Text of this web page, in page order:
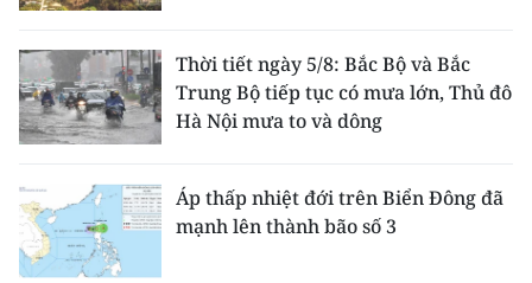
Thời tiết ngày 5/8: Bắc Bộ và Bắc
Trung Bộ tiếp tục có mưa lớn, Thủ đô
Hà Nội mưa to và dông
Áp thấp nhiệt đới trên Biển Đông đã
mạnh lên thành bão số 3